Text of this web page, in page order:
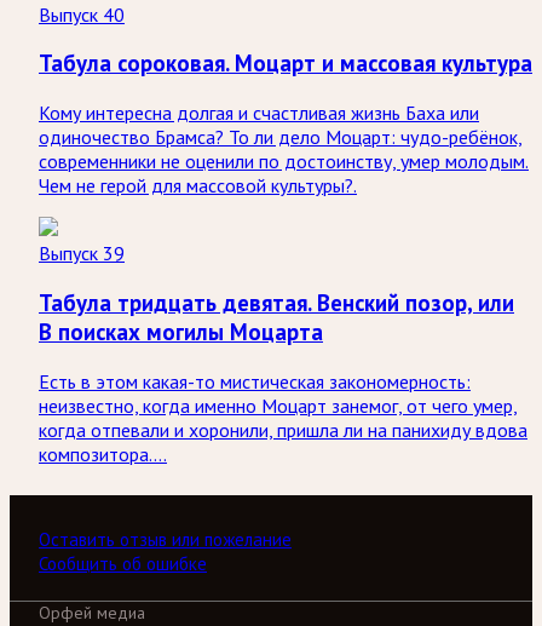
Выпуск 40
Табула сороковая. Моцарт и массовая культура
Кому интересна долгая и счастливая жизнь Баха или
одиночество Брамса? То ли дело Моцарт: чудо-ребёнок,
современники не оценили по достоинству, умер молодым.
Чем не герой для массовой культуры?.
Выпуск 39
Табула тридцать девятая. Венский позор, или
В поисках могилы Моцарта
Есть в этом какая-то мистическая закономерность:
неизвестно, когда именно Моцарт занемог, от чего умер,
когда отпевали и хоронили, пришла ли на панихиду вдова
композитора….
Оставить отзыв или пожелание
Сообщить об ошибке
Орфей медиа